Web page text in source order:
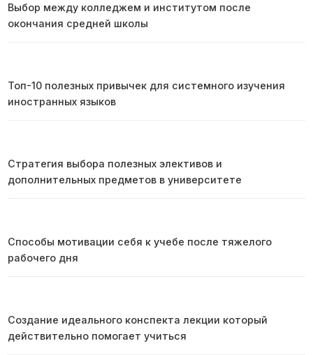
Выбор между колледжем и институтом после
окончания средней школы
Топ-10 полезных привычек для системного изучения
иностранных языков
Стратегия выбора полезных элективов и
дополнительных предметов в университете
Способы мотивации себя к учебе после тяжелого
рабочего дня
Создание идеального конспекта лекции который
действительно помогает учиться